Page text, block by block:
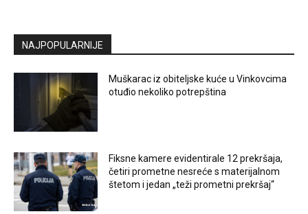
NAJPOPULARNIJE
Muškarac iz obiteljske kuće u Vinkovcima
otuđio nekoliko potrepština
Fiksne kamere evidentirale 12 prekršaja,
četiri prometne nesreće s materijalnom
štetom i jedan „teži prometni prekršaj“